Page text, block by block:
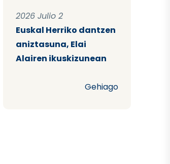
2026 Julio 2
Euskal Herriko dantzen
aniztasuna, Elai
Alairen ikuskizunean
Gehiago